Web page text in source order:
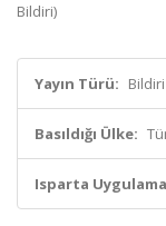
Bildiri)
Yayın Türü:
Basıldığı Ülke:
Isparta